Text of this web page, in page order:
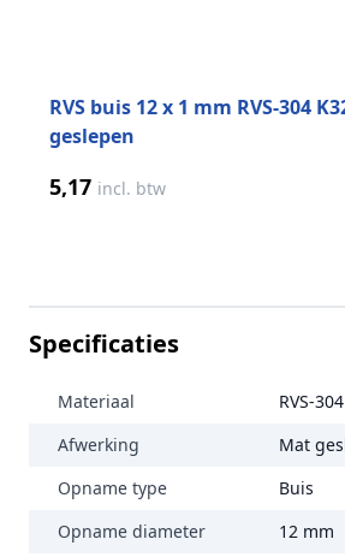
RVS buis 12 x 1 mm RVS-304
geslepen
5,17 incl. btw
Specificaties
Materiaal
RVS-304
Afwerking
Mat
Opname type
Buis
Opname diameter
12 mm